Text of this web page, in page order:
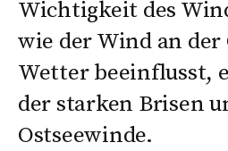
Wichtigkeit des
wie der Wind an der
Wetter beeinflusst,
der starken Brisen
Ostseewinde.